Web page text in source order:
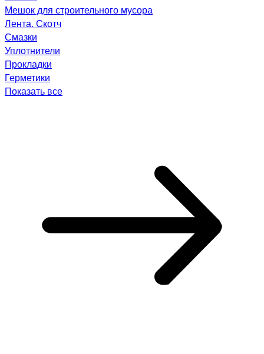
Мешок для строительного мусора
Лента. Скотч
Смазки
Уплотнители
Прокладки
Герметики
Показать все